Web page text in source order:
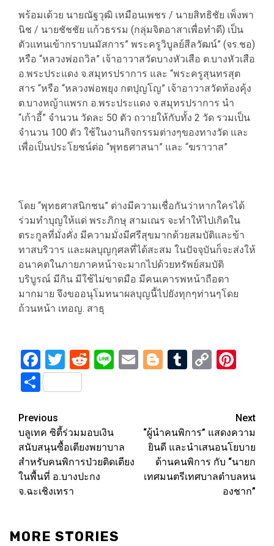
พร้อมเด้วย นายณัฐวุฒิ เหมือนเพชร / นายสิทธิชัย เพ็งพา
นิช / นายชัชชัย แก้วธรรม (กลุ่มจิตอาสาเพื่อทำดี) เป็น
ตัวแทนเข้ากราบนมัสการ” พระครูวิบูลย์สีลวัฒน์” (จร.ชอ)
หรือ “หลวงพ่อถวิล” เจ้าอาวาสวัดบางหัวเสือ ต.บางหัวเสือ
อ.พระประแดง จ.สมุทรปราการ และ “พระครูสุนทรสุต
สาร “หรือ “หลวงพ่อพยุง กตปุญโญ” เจ้าอาวาสวัดท้องคุ้ง
ต.บางหญ้าแพรก อ.พระประแดง จ.สมุทรปราการ นำ
“เก้าอี้” จำนวน วัดละ 50 ตัว ถวายให้กับทั้ง 2 วัด รวมเป็น
จำนวน 100 ตัว ใช้ในงานกิจกรรมต่างๆของทางวัด และ
เพื่อเป็นประโยชน์ต่อ “พุทธศาสนา” และ “ฆราวาส”
โดย “พุทธศาสนิกชน” ต่างมีความเชื่อกันว่าหากใครได้
ร่วมทำบุญให้แด่ พระภิกษุ สามเณร จะทำให้ไปเกิดใน
ตระกูลที่มั่งคั่ง มีความมั่งมีศรีสุขมากด้วยสมบัติและข้า
ทาสบริวาร และผลบุญกุศลที่ได้สะสม ในปัจจุบันก็จะส่งให้
อนาคตในภายภาคหน้าจะมากไปด้วยทรัพย์สมบัติ
บริบูรณ์ มีกิน มีใช้ไม่ขาดมือ มีคนเคารพหน้าถือตา
มากมาย จึงขออนุโมทนาผลบุญนี้ไปยังทุกๆท่านๆโดย
ถ้วนหน้า เทอญ. สาธุ
Facebook
Twitter
Reddit
LineEmailBlogger
Tumblr
Copy
Share
Post
navigation
Previous
บลูเทค ซิตี้ร่วมมอบเงิน
สนับสนุนซื้อเตียงพยาบาล
สำหรับคนพิการป่วยติดเตียง
ในพื้นที่ อ.บางปะกง
จ.ฉะเชิงเทรา
Next
“ผู้นำคนพิการ” แสดงความ
ยินดี และนำเสนอนโยบาย
ด้านคนพิการ กับ “นายก
เทศมนตรีเทศบาลตำบลหน
องชาก”
MORE STORIES